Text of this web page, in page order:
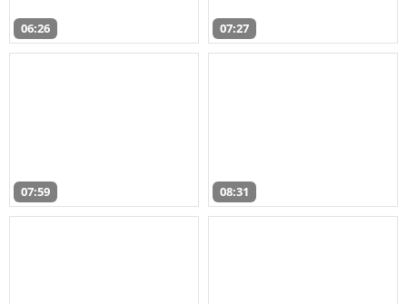
06:26 07:27
07:59 08:31